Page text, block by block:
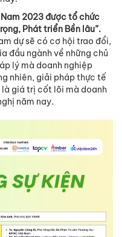
2023 được tổ chức
Phát triển Bền lâu”.
dự sẽ có cơ hội trao đổi,
đầu ngành về những chủ
lý mà doanh nghiệp
nhiên, giải pháp thực tế
là giá trị cốt lõi mà doanh
năm nay.